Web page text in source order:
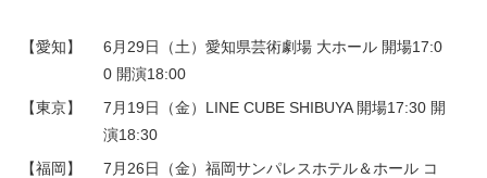
【愛知】
6月29日（土）愛知県芸術劇場 大ホール 開場17:0
0 開演18:00
【東京】
7月19日（金）LINE CUBE SHIBUYA 開場17:30 開
演18:30
【福岡】
7月26日（金）福岡サンパレスホテル＆ホール コ